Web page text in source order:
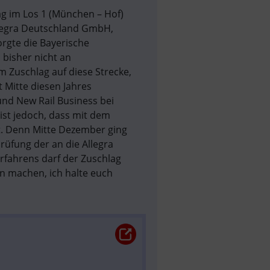
Los 1 (München – Hof)
Deutschland GmbH,
die Bayerische
bisher nicht an
Zuschlag auf diese Strecke,
diesen Jahres
New Rail Business bei
jedoch, dass mit dem
Denn Mitte Dezember ging
der an die Allegra
darf der Zuschlag
machen, ich halte euch